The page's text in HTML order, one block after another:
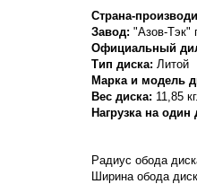
Страна-
Завод: "Азов-Тэк"
Официальный
Тип диска: Литой
Марка и модель
Вес диска: 11,85 кг.
Нагрузка на один
Радиус обода
Ширина обода